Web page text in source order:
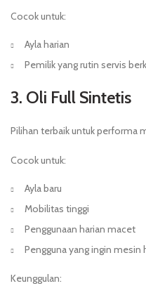
Cocok untuk:
Ayla harian
Pemilik yang rutin servis
3. Oli Full Sintetis
Pilihan terbaik untuk performa
Cocok untuk:
Ayla baru
Mobilitas tinggi
Penggunaan harian macet
Pengguna yang ingin mesin
Keunggulan: